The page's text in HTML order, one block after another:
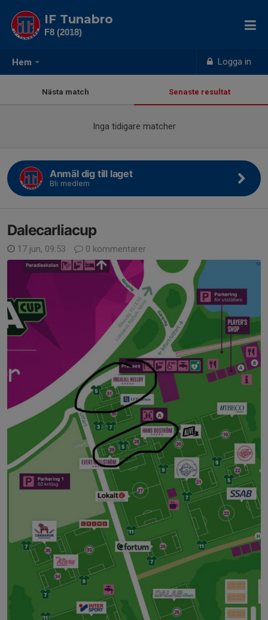
Hem Logga in
IF Tunabro
F8 (2018)
Nästa match Senaste resultat
Inga tidigare matcher
Anmäl dig till laget
Bli medlem
Dalecarliacup
17 jun, 09:53 0 kommentarer